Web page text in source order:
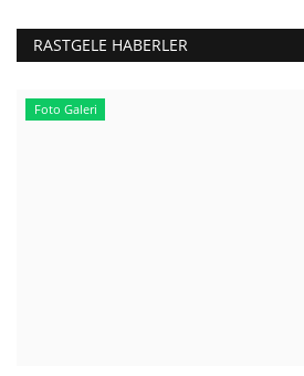
RASTGELE HABERLER
Foto Galeri